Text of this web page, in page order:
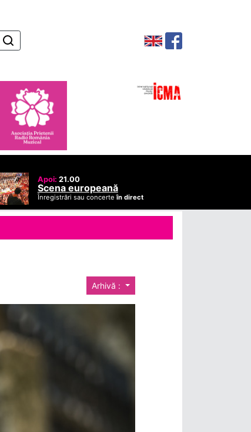
Apoi: 21.00
Scena europeană
Înregistrări sau concerteîn direct
Arhivă :